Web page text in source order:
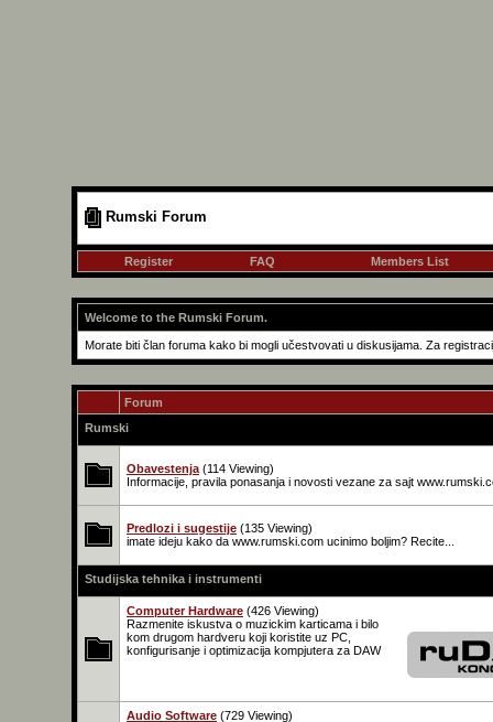
Rumski Forum
Register FAQ Members List
Welcome to the Rumski Forum.
Morate biti član foruma kako bi mogli učestvovati u diskusijama. Za
Forum
Rumski
Obavestenja (114 Viewing)
Informacije, pravila ponasanja i novosti vezane za sajt
Predlozi i sugestije (135 Viewing)
imate ideju kako da www.rumski.com ucinimo boljim? Recite...
Studijska tehnika i instrumenti
Computer Hardware (426 Viewing)
Razmenite iskustva o muzickim karticama i bilo
kom drugom hardveru koji koristite uz PC,
konfigurisanje i optimizacija kompjutera za DAW
Audio Software (729 Viewing)